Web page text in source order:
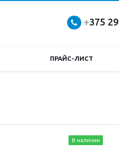
+375
ПРАЙС-ЛИСТ
В наличии